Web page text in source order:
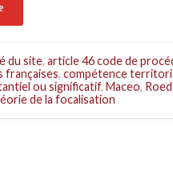
du site, article 46 code de
françaises, compétence
ou significatif, Maceo,
de la focalisation